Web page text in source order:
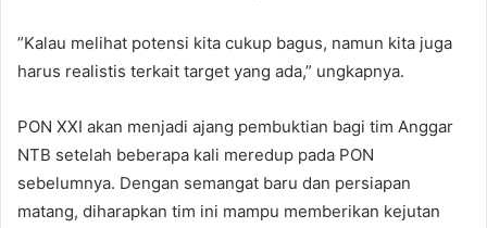
”Kalau melihat potensi kita cukup bagus, namun kita juga
harus realistis terkait target yang ada,” ungkapnya.
PON XXI akan menjadi ajang pembuktian bagi tim Anggar
NTB setelah beberapa kali meredup pada PON
sebelumnya. Dengan semangat baru dan persiapan
matang, diharapkan tim ini mampu memberikan kejutan